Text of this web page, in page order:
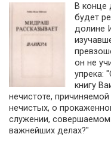
В конце
будет
долине
он не
упрека:
книгу
нечистоте,
нечистых, о
служении,
важнейших делах?"